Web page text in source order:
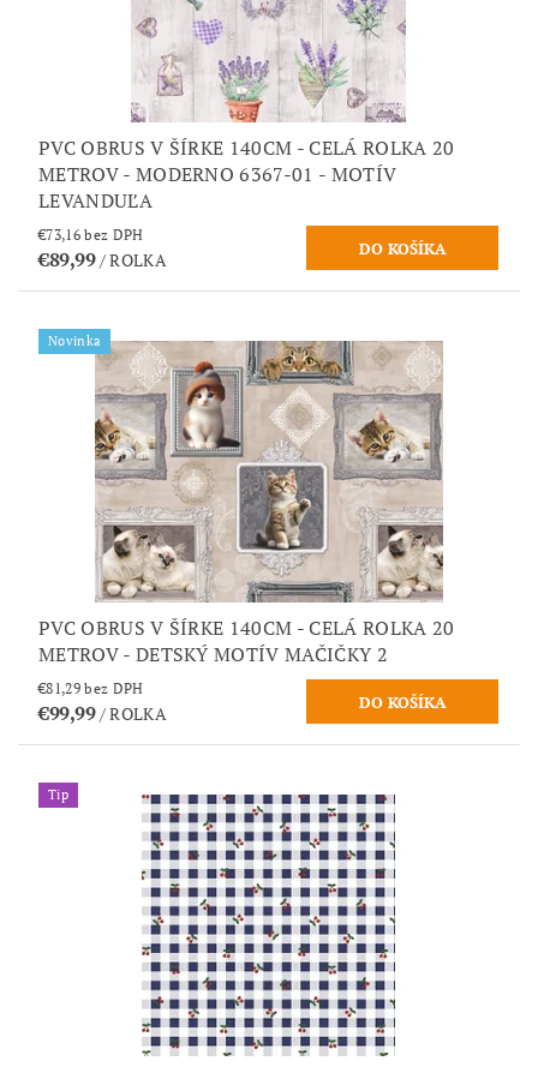
PVC OBRUS V ŠÍRKE 140CM - CELÁ ROLKA 20
METROV - MODERNO 6367-01 - MOTÍV
LEVANDUĽA
€73,16 bez DPH
€89,99/ ROLKA
Novinka
PVC OBRUS V ŠÍRKE 140CM - CELÁ ROLKA 20
METROV - DETSKÝ MOTÍV MAČIČKY 2
€81,29 bez DPH
€99,99/ ROLKA
Tip